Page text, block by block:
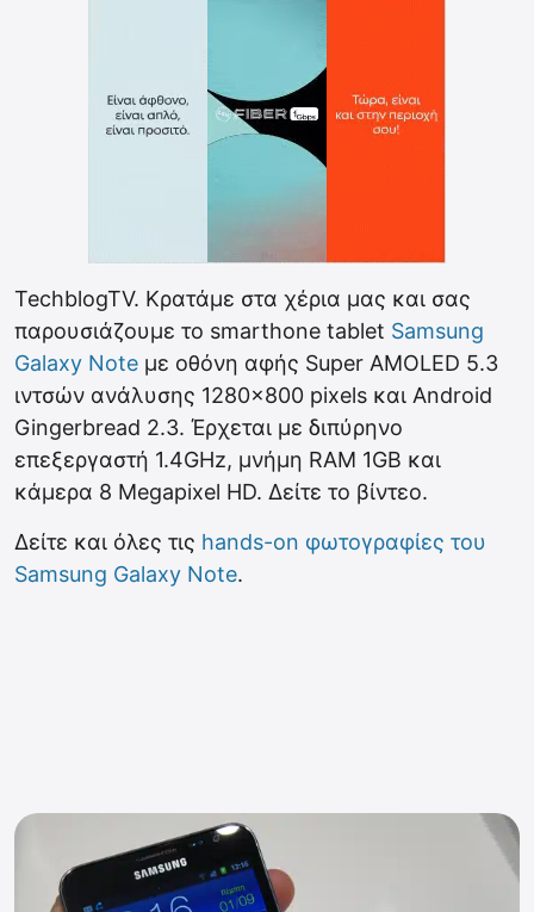
TechblogTV. Κρατάμε στα χέρια μας και σας
παρουσιάζουμε το smarthone tablet Samsung
Galaxy Note με οθόνη αφής Super AMOLED 5.3
ιντσών ανάλυσης 1280×800 pixels και Android
Gingerbread 2.3. Έρχεται με διπύρηνο
επεξεργαστή 1.4GHz, μνήμη RAM 1GB και
κάμερα 8 Megapixel HD. Δείτε το βίντεο.
Δείτε και όλες τις hands-on φωτογραφίες του
Samsung Galaxy Note.